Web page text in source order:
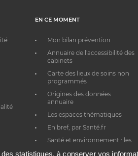
EN CE MOMENT
Mon bilan prévention
Annuaire de l'accessibilité des
cabinets
Carte des lieux de soins non
programmés
Origines des données
annuaire
Les espaces thématiques
En bref, par Santé.fr
Santé et environnement : les
statistiques, à conserver vos